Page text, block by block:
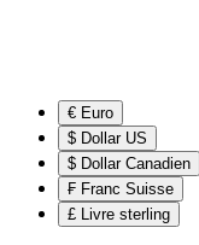
€ Euro
$ Dollar US
$ Dollar Canadien
₣ Franc Suisse
£ Livre sterling